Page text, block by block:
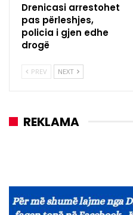
Drenicasi arrestohet
pas përleshjes,
policia i gjen edhe
drogë
PREV NEXT
REKLAMA